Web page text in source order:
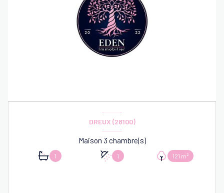
DREUX (28100)
Maison 3 chambre(s)
1 1 121 m²